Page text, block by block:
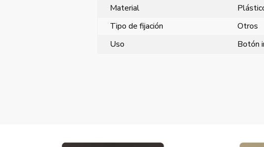
Material
Tipo de fijación
Otros
Uso
Botón